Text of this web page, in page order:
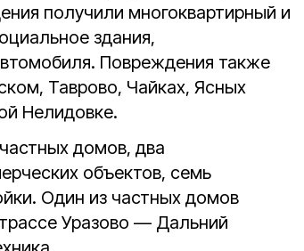
получили многоквартирный и
здания,
Повреждения также
Таврово, Чайках, Ясных
Нелидовке.
домов, два
объектов, семь
Один из частных домов
Уразово — Дальний